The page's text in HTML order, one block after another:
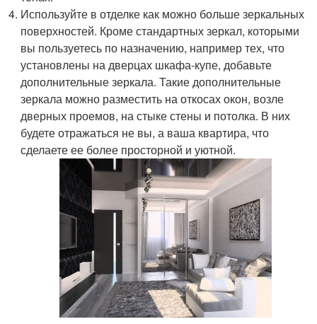
Используйте в отделке как можно больше зеркальных
поверхностей. Кроме стандартных зеркал, которыми
вы пользуетесь по назначению, например тех, что
установлены на дверцах шкафа-купе, добавьте
дополнительные зеркала. Такие дополнительные
зеркала можно разместить на откосах окон, возле
дверных проемов, на стыке стены и потолка. В них
будете отражаться не вы, а ваша квартира, что
сделаете ее более просторной и уютной.